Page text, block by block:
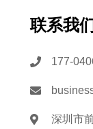
联系我们
177-
深圳市